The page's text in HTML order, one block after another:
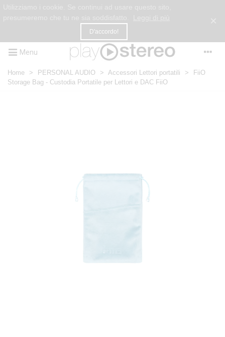
D'accordo!
Menu
Home > PERSONAL AUDIO > Accessori Lettori portatili >
FiiO
Storage Bag - Custodia Portatile per Lettori e DAC FiiO